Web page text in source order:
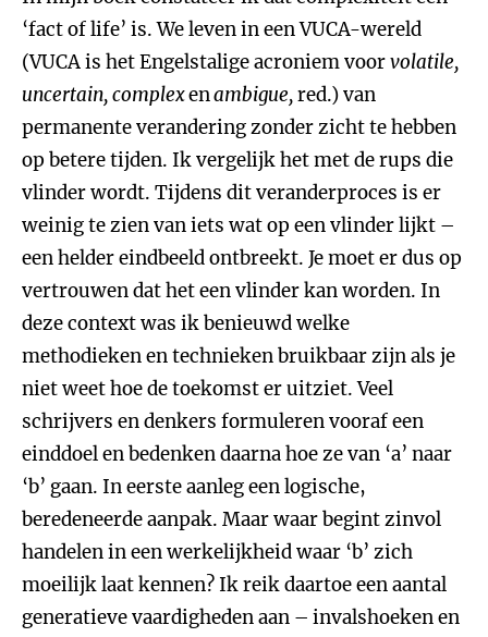
‘fact of life’ is. We leven in een VUCA-wereld
(VUCA is het Engelstalige acroniem voorvolatile,
uncertain, complexenambigue,red.) van
permanente verandering zonder zicht te hebben
op betere tijden. Ik vergelijk het met de rups die
vlinder wordt. Tijdens dit veranderproces is er
weinig te zien van iets wat op een vlinder lijkt –
een helder eindbeeld ontbreekt. Je moet er dus op
vertrouwen dat het een vlinder kan worden. In
deze context was ik benieuwd welke
methodieken en technieken bruikbaar zijn als je
niet weet hoe de toekomst er uitziet. Veel
schrijvers en denkers formuleren vooraf een
einddoel en bedenken daarna hoe ze van ‘a’ naar
‘b’ gaan. In eerste aanleg een logische,
beredeneerde aanpak. Maar waar begint zinvol
handelen in een werkelijkheid waar ‘b’ zich
moeilijk laat kennen? Ik reik daartoe een aantal
generatieve vaardigheden aan – invalshoeken en